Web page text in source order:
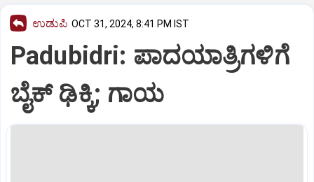
ಉಡುಪಿ OCT 31, 2024, 8:41 PM IST
Padubidri: ಪಾದಯಾತ್ರಿಗಳಿಗೆ
ಬೈಕ್‌ ಢಿಕ್ಕಿ; ಗಾಯ